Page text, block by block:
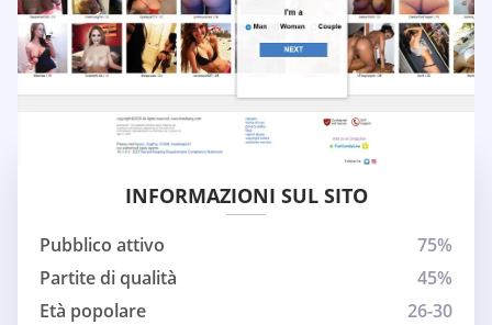
INFORMAZIONI SUL SITO
Pubblico attivo
75%
Partite di qualità
45%
Età popolare
26-30